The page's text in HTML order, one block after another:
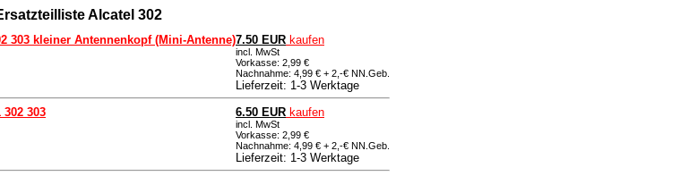
Alcatel 302
303 kleiner Antennenkopf (Mini-Antenne)7.50 EUR kaufen
incl. MwSt
Vorkasse: 2,99 €
Nachnahme: 4,99 € + 2,-€ NN.Geb.
Lieferzeit: 1-3 Werktage
303 6.50 EUR kaufen
incl. MwSt
Vorkasse: 2,99 €
Nachnahme: 4,99 € + 2,-€ NN.Geb.
Lieferzeit: 1-3 Werktage